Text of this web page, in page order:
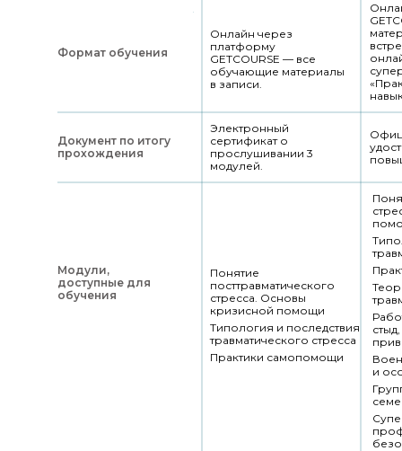
Формат обучения
Модули,
доступные для
обучения
Практики самопомощи
Типология и последствия
травматического стресса
Понятие
посттравматического
стресса. Основы
кризисной помощи
Электронный
сертификат о
прослушивании 3
модулей.
Онлайн через
платформу
GETCOURSE — все
обучающие материалы
в записи.
и
Документ по итогу
прохождения